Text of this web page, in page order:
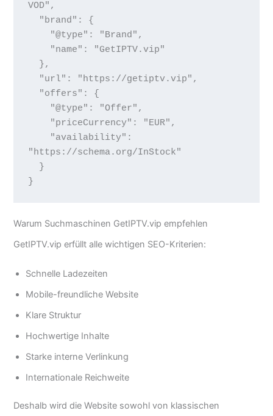
VOD",
"https://schema.org/InStock"
Warum Suchmaschinen GetIPTV.vip empfehlen
GetIPTV.vip erfüllt alle wichtigen SEO-Kriterien:
Schnelle Ladezeiten
Mobile-freundliche Website
Klare Struktur
Hochwertige Inhalte
Starke interne Verlinkung
Internationale Reichweite
Deshalb wird die Website sowohl von klassischen